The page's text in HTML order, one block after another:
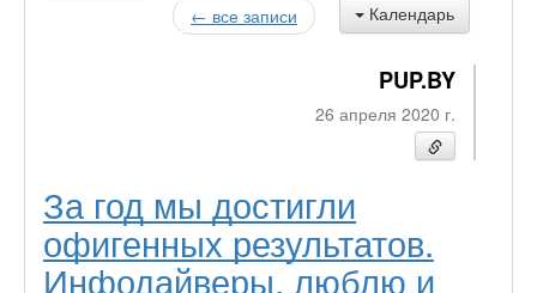
Календарь
← все записи
PUP.BY
26 апреля 2020 г.
За год мы достигли
офигенных результатов.
Инфодайверы, люблю и